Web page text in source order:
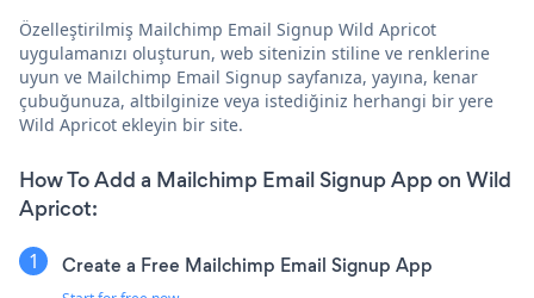
Özelleştirilmiş Mailchimp Email Signup Wild Apricot
uygulamanızı oluşturun, web sitenizin stiline ve renklerine
uyun ve Mailchimp Email Signup sayfanıza, yayına, kenar
çubuğunuza, altbilginize veya istediğiniz herhangi bir yere
Wild Apricot ekleyin bir site.
How To Add a Mailchimp Email Signup App on Wild
Apricot:
Create a Free Mailchimp Email Signup App